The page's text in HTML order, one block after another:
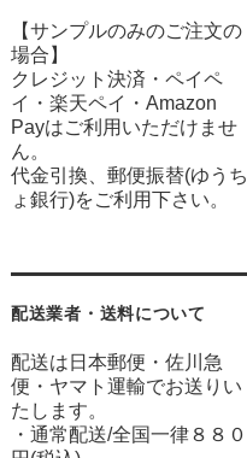
【サンプルのみのご注文の
場合】
クレジット決済・ペイペ
イ・楽天ペイ・Amazon
Payはご利用いただけませ
ん。
代金引換、郵便振替(ゆうち
ょ銀行)をご利用下さい。
配送業者・送料について
配送は日本郵便・佐川急
便・ヤマト運輸でお送りい
たします。
・通常配送/全国一律８８０